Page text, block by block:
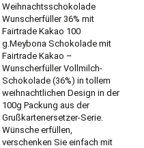
Weihnachtsschokolade
Wunscherfüller 36% mit
Fairtrade Kakao 100
g.Meybona Schokolade mit
Fairtrade Kakao –
Wunscherfüller Vollmilch-
Schokolade (36%) in tollem
weihnachtlichen Design in der
100g Packung aus der
Grußkartenersetzer-Serie.
Wünsche erfüllen,
verschenken Sie einfach mit